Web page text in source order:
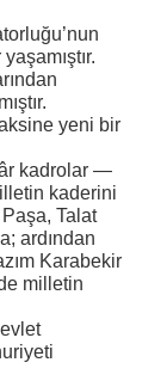
yeni bir
kadrolar —
kaderini
Talat
ardından
Karabekir
milletin